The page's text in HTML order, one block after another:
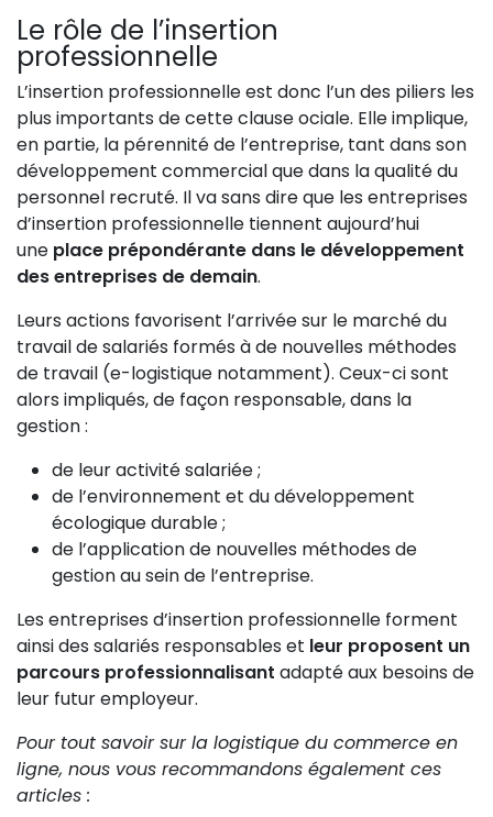
Le rôle de l’insertion
professionnelle
L’insertion professionnelle est donc l’un des piliers les
plus importants de cette clause ociale. Elle implique,
en partie, la pérennité de l’entreprise, tant dans son
développement commercial que dans la qualité du
personnel recruté. Il va sans dire que les entreprises
d’insertion professionnelle tiennent aujourd’hui
une place prépondérante dans le développement
des entreprises de demain.
Leurs actions favorisent l’arrivée sur le marché du
travail de salariés formés à de nouvelles méthodes
de travail (e-logistique notamment). Ceux-ci sont
alors impliqués, de façon responsable, dans la
gestion :
de leur activité salariée ;
de l’environnement et du développement
écologique durable ;
de l’application de nouvelles méthodes de
gestion au sein de l’entreprise.
Les entreprises d’insertion professionnelle forment
ainsi des salariés responsables et leur proposent un
parcours professionnalisant adapté aux besoins de
leur futur employeur.
Pour tout savoir sur la logistique du commerce en
ligne, nous vous recommandons également ces
articles :